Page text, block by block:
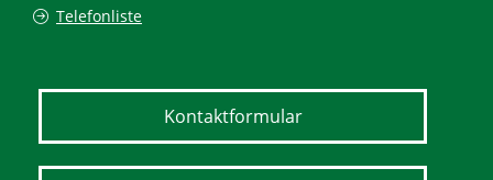
Telefonliste
Kontaktformular